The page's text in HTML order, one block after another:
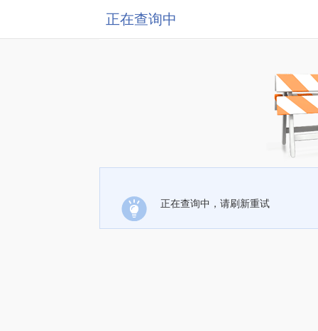
正在查询中
正在查询中，请刷新重试